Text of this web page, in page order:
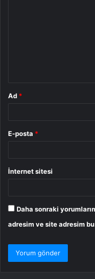
Ad *
E-posta *
İnternet sitesi
Daha sonraki
adresim ve site adresim